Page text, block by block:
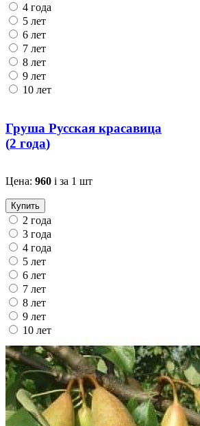
4 года
5 лет
6 лет
7 лет
8 лет
9 лет
10 лет
Груша Русская красавица
(2 года)
Цена: 960 i за 1 шт
Купить
2 года
3 года
4 года
5 лет
6 лет
7 лет
8 лет
9 лет
10 лет